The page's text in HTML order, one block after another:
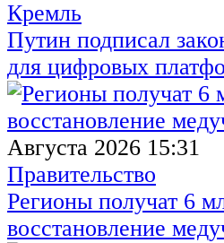
Кремль
Путин подписал
для цифровых
Августа 2026 15:31
Правительство
Регионы получат 6
восстановление